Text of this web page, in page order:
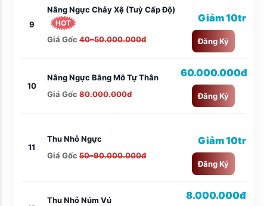
9
Nâng Ngực Chảy Xệ (tuỳ Cấp Độ)
HOT
Giá Gốc 40–50.000.000đ
Giảm 10tr
Đăng Ký
10
Nâng Ngực Bằng Mỡ Tự Thân
Giá Gốc 80.000.000đ
60.000.000đ
Đăng Ký
11
Thu Nhỏ Ngực
Giá Gốc 50–90.000.000đ
Giảm 10tr
Đăng Ký
Thu Nhỏ Núm Vú
8.000.000đ